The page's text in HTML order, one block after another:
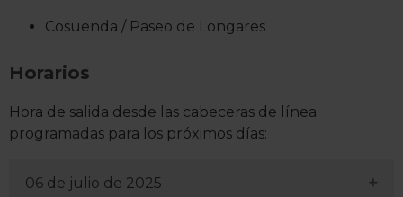
Cosuenda / Paseo de Longares
Horarios
Hora de salida desde las cabeceras de línea
programadas para los próximos días:
06 de julio de 2025